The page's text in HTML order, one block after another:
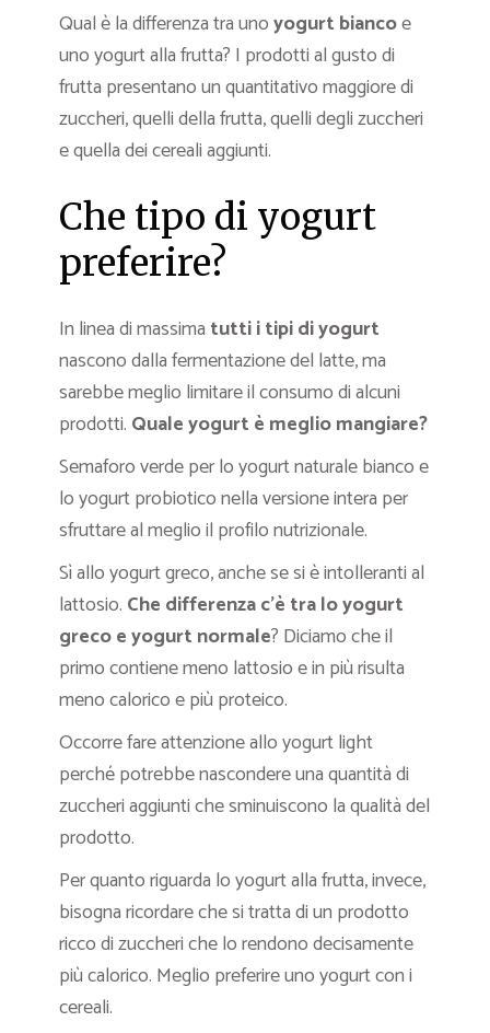
Qual è la differenza tra unoyogurt biancoe
uno yogurt alla frutta? I prodotti al gusto di
frutta presentano un quantitativo maggiore di
zuccheri, quelli della frutta, quelli degli zuccheri
e quella dei cereali aggiunti.
Che tipo di yogurt
preferire?
In linea di massima tutti i tipi di yogurt
nascono dalla fermentazione del latte, ma
sarebbe meglio limitare il consumo di alcuni
prodotti. Quale yogurt è meglio mangiare?
Semaforo verde per lo yogurt naturale bianco e
lo yogurt probiotico nella versione intera per
sfruttare al meglio il profilo nutrizionale.
Sì allo yogurt greco, anche se si è intolleranti al
lattosio. Che differenza c’è tra lo yogurt
greco e yogurt normale? Diciamo che il
primo contiene meno lattosio e in più risulta
meno calorico e più proteico.
Occorre fare attenzione allo yogurt light
perché potrebbe nascondere una quantità di
zuccheri aggiunti che sminuiscono la qualità del
prodotto.
Per quanto riguarda lo yogurt alla frutta, invece,
bisogna ricordare che si tratta di un prodotto
ricco di zuccheri che lo rendono decisamente
più calorico. Meglio preferire uno yogurt con i
cereali.